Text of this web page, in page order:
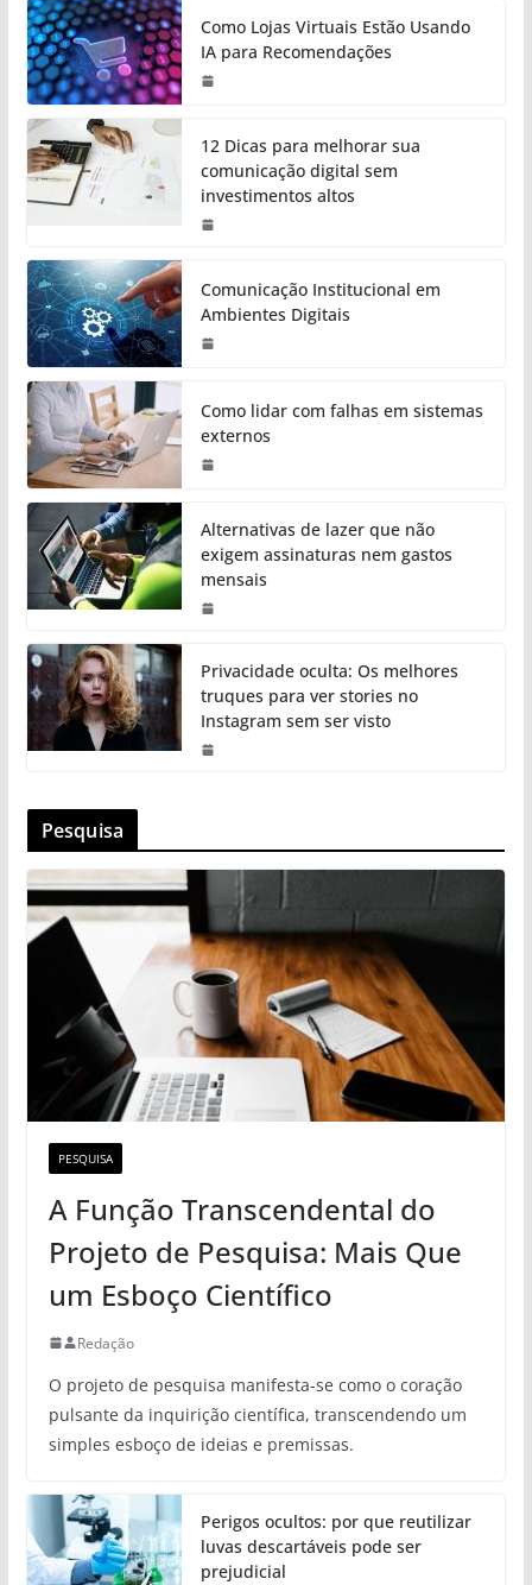
Como Lojas Virtuais Estão Usando
IA para Recomendações
12 Dicas para melhorar sua
comunicação digital sem
investimentos altos
Comunicação Institucional em
Ambientes Digitais
Como lidar com falhas em sistemas
externos
Alternativas de lazer que não
exigem assinaturas nem gastos
mensais
Privacidade oculta: Os melhores
truques para ver stories no
Instagram sem ser visto
Pesquisa
PESQUISA
A Função Transcendental do
Projeto de Pesquisa: Mais Que
um Esboço Científico
Redação
O projeto de pesquisa manifesta-se como o coração
pulsante da inquirição científica, transcendendo um
simples esboço de ideias e premissas.
Perigos ocultos: por que reutilizar
luvas descartáveis pode ser
prejudicial